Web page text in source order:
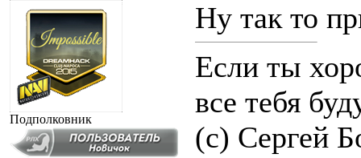
Подполковник
Ну так то
Если ты
все тебя
(с) Сергей